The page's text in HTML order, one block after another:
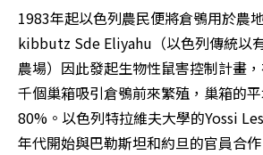
1983年起以色列農民便將倉鴞用於農
kibbutz Sde Eliyahu（以色列傳統以
農場）因此發起生物性鼠害控制計畫
千個巢箱吸引倉鴞前來繁殖，巢箱的
80%。以色列特拉維夫大學的Yossi
年代開始與巴勒斯坦和約旦的官員合